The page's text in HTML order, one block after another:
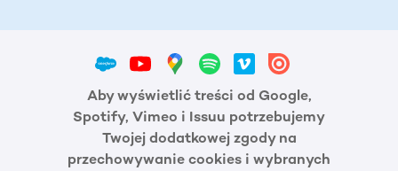
Aby wyświetlić treści od Google,
Spotify, Vimeo i Issuu potrzebujemy
Twojej dodatkowej zgody na
przechowywanie cookies i wybranych